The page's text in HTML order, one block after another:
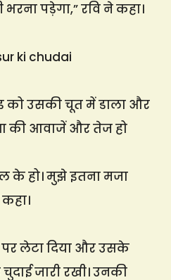
भरना पड़ेगा,” रवि ने कहा।
को उसकी चूत में डाला और
की आवाजें और तेज हो
के हो। मुझे इतना मजा
पर लेटा दिया और उसके
जारी रखी। उनकी